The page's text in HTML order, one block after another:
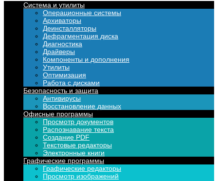
Система и утилиты
Операционные системы
Архиваторы
Деинсталляторы
Дефрагментация диска
Диагностика
Драйверы
Компоненты и дополнения
Утилиты
Оптимизация
Работа с дисками
Безопасность и защита
Антивирусы
Восстановление данных
Офисные программы
Просмотр документов
Распознавание текста
Создание PDF
Текстовые редакторы
Электронные книги
Графические программы
Графические редакторы
Просмотр изображений